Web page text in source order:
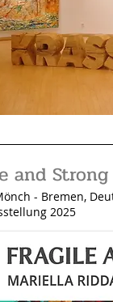
and Strong
- Bremen,
2025